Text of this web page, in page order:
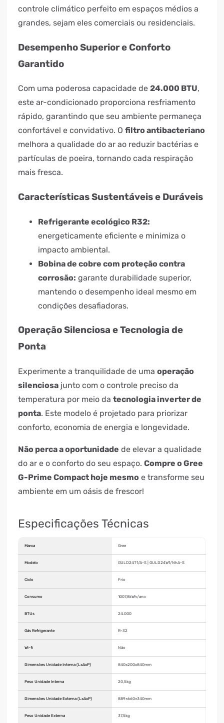
controle climático perfeito em espaços médios a
grandes, sejam eles comerciais ou residenciais.
Desempenho Superior e Conforto
Garantido
Com uma poderosa capacidade de 24.000 BTU,
este ar-condicionado proporciona resfriamento
rápido, garantindo que seu ambiente permaneça
confortável e convidativo. O filtro antibacteriano
melhora a qualidade do ar ao reduzir bactérias e
partículas de poeira, tornando cada respiração
mais fresca.
Características Sustentáveis e Duráveis
Refrigerante ecológico R32:
energeticamente eficiente e minimiza o
impacto ambiental.
Bobina de cobre com proteção contra
corrosão: garante durabilidade superior,
mantendo o desempenho ideal mesmo em
condições desafiadoras.
Operação Silenciosa e Tecnologia de
Ponta
Experimente a tranquilidade de uma operação
silenciosa junto com o controle preciso da
temperatura por meio da tecnologia inverter de
ponta. Este modelo é projetado para priorizar
conforto, economia de energia e longevidade.
Não perca a oportunidade de elevar a qualidade
do ar e o conforto do seu espaço. Compre o Gree
G-Prime Compact hoje mesmo e transforme seu
ambiente em um oásis de frescor!
Especificações Técnicas
Marca Gree
Modelo GULD24T1/A-S | GULD24W1/NhA-S
Ciclo Frio
Consumo 1007,8kWh/ano
BTUs 24.000
Gás Refrigerante R-32
Wi-fi Não
Dimensões Unidade Interna (LxAxP) 840x200x840mm
Peso Unidade Interna 20,5kg
Dimensões Unidade Externa (LxAxP) 889×660×340mm
Peso Unidade Externa 37,5kg